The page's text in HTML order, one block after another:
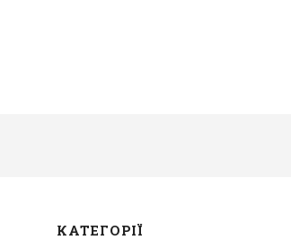
КАТЕГОРІЇ